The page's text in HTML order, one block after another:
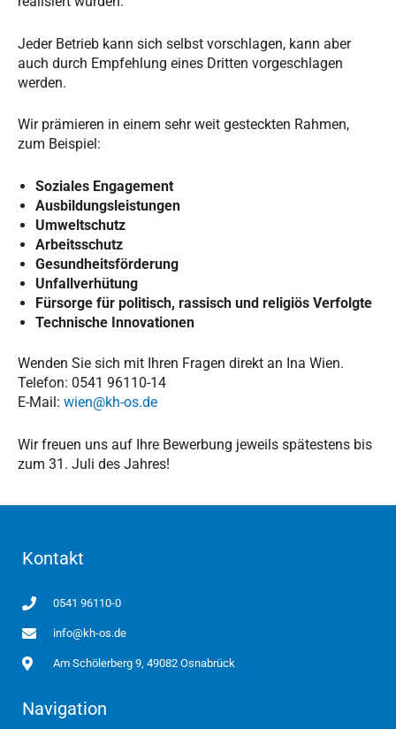
Jeder Betrieb kann sich selbst vorschlagen, kann aber
auch durch Empfehlung eines Dritten vorgeschlagen
werden.
Wir prämieren in einem sehr weit gesteckten Rahmen,
zum Beispiel:
Soziales Engagement
Ausbildungsleistungen
Umweltschutz
Arbeitsschutz
Gesundheitsförderung
Unfallverhütung
Fürsorge für politisch, rassisch und religiös Verfolgte
Technische Innovationen
Wenden Sie sich mit Ihren Fragen direkt an Ina Wien.
Telefon: 0541 96110-14
E-Mail: wien@kh-os.de
Wir freuen uns auf Ihre Bewerbung jeweils spätestens bis
zum 31. Juli des Jahres!
Kontakt
0541 96110-0
info@kh-os.de
Am Schölerberg 9, 49082 Osnabrück
Navigation